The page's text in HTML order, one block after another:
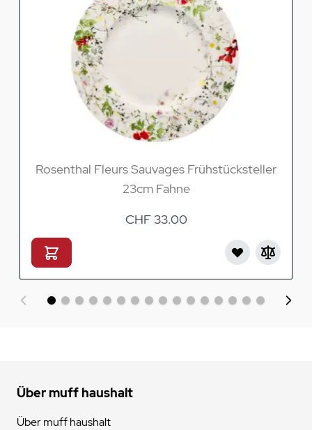
Rosenthal Fleurs Sauvages Frühstücksteller
23cm Fahne
CHF 33.00
Über muff haushalt
Über muff haushalt